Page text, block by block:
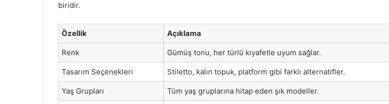
biridir.
Özellik Açıklama
Renk Gümüş tonu, her türlü kıyafetle uyum sağlar.
Tasarım Seçenekleri Stiletto, kalın topuk, platform gibi farklı alternatifler.
Yaş Grupları Tüm yaş gruplarına hitap eden şık modeller.